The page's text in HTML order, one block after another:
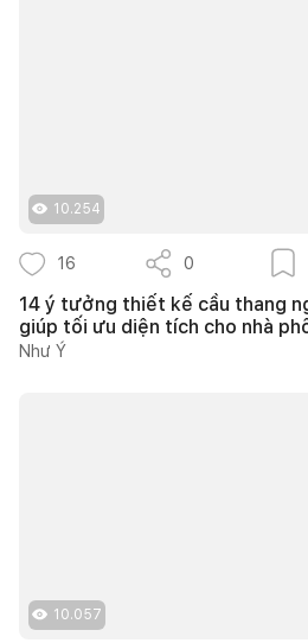
10.254
16 0
14 ý tưởng thiết kế cầu thang
giúp tối ưu diện tích cho nhà
Như Ý
10.057